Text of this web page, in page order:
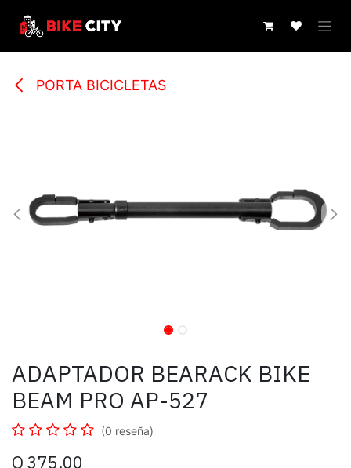
PORTA BICICLETAS
ADAPTADOR BEARACK BIKE
BEAM PRO AP-527
(0 reseña)
Q 375.00